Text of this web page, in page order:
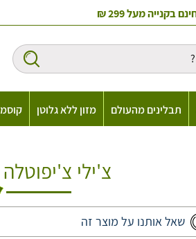
בקנייה מעל 299 ₪
תבלינים מהעולם מזון ללא גלוטן
צ'ילי
שאל אותנו על מוצר זה